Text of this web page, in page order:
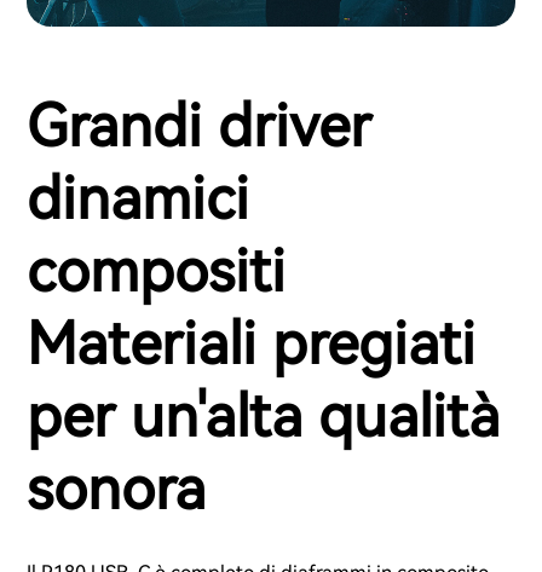
Grandi driver
dinamici
compositi
Materiali pregiati
per un'alta qualità
sonora